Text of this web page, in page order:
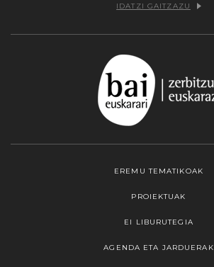
IDATZI GAITZAZU
EREMU TEMATIKOAK
PROIEKTUAK
EI LIBURUTEGIA
AGENDA ETA JARDUERAK